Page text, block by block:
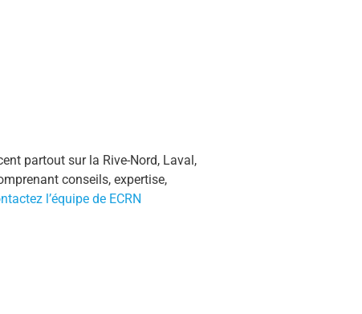
partout sur la Rive-Nord, Laval,
conseils, expertise,
l’équipe de ECRN